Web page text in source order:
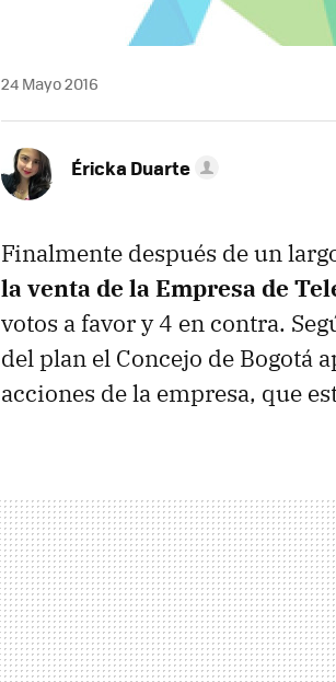
24 Mayo 2016
Éricka Duarte
Finalmente después de un
la venta de la Empresa de
votos a favor y 4 en contra.
del plan el Concejo de Bogotá
acciones de la empresa, que